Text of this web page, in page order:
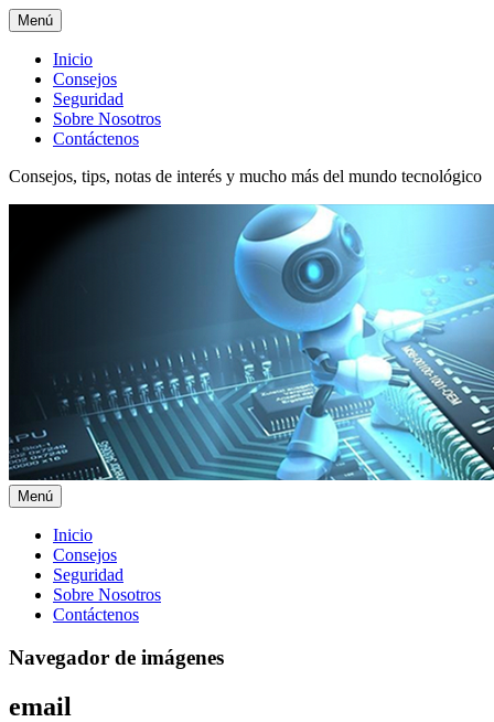
Menú
Menú
superior
Inicio
Consejos
Seguridad
Sobre Nosotros
Contáctenos
Consejos, tips, notas de interés y mucho más del mundo tecnológico
Menú
Menú
principal
Inicio
Consejos
Seguridad
Sobre Nosotros
Contáctenos
Navegador de imágenes
email